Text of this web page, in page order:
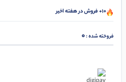
10+ فروش در هفته اخیر
فروخته شده :0